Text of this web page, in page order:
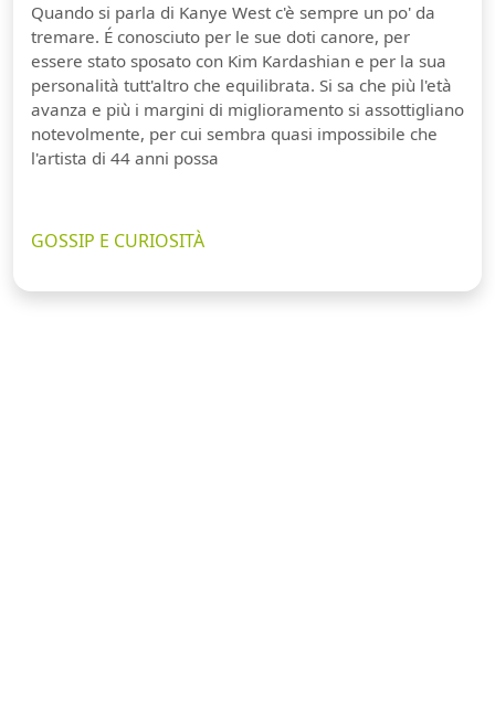
Quando si parla di Kanye West c'è sempre un po' da
tremare. É conosciuto per le sue doti canore, per
essere stato sposato con Kim Kardashian e per la sua
personalità tutt'altro che equilibrata. Si sa che più l'età
avanza e più i margini di miglioramento si assottigliano
notevolmente, per cui sembra quasi impossibile che
l'artista di 44 anni possa
GOSSIP E CURIOSITÀ